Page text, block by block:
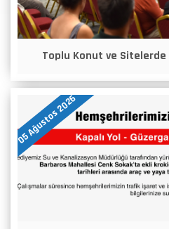
Toplu Konut ve Sitelerde
05 Ağustos 2026